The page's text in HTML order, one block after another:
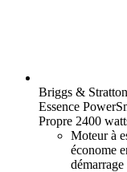
Briggs &
Essence
Propre 2400
Moteur à
économe